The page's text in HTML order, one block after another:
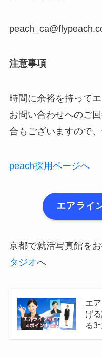
注意事項
時間に余裕を持って
お問い合わせへのご
合もございますので
peach採用ページへ
エアライ
京都で就活写真館を
タジオへ
エ
げ
る3